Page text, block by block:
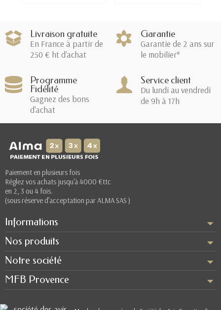
Livraison gratuite
En France à partir de
250 € ht d'achat
Garantie
Garantie de 2 ans sur
le mobilier*
Programme
Fidélité
Gagnez des bons
d'achat
Service client
Du lundi au vendredi
de 9h à 17h
Paiement en plusieurs fois
Réglez vos achats jusqu'à 4000 €ttc
en 2, 3 ou 4 fois.
(sous réserve d’acceptation par ALMA SAS )
Informations
Nos produits
Notre société
MFB Provence